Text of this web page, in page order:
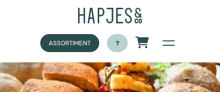
CATERING VOLLEDIG VOLZET TOT EN MET DI 30/6
ASSORTIMENT ?